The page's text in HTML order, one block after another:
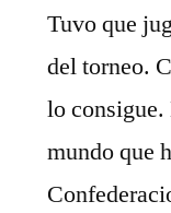
Tuvo que
del torneo.
lo
mundo que